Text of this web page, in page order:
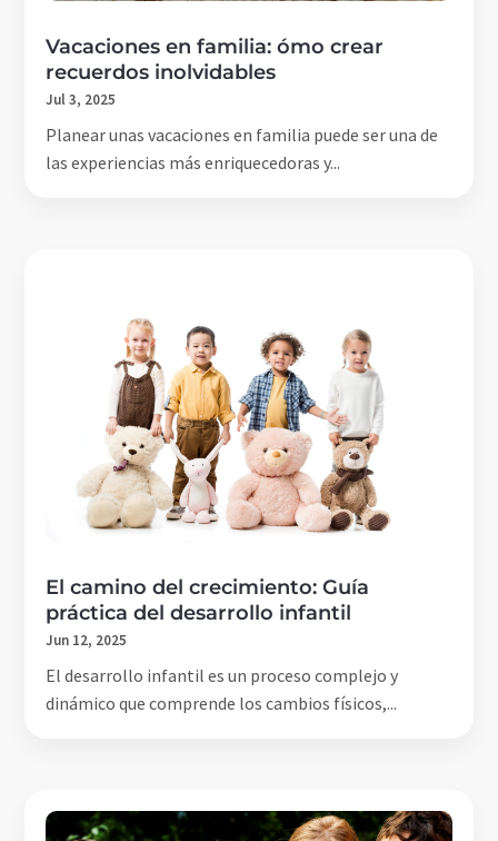
Vacaciones en familia: ómo crear
recuerdos inolvidables
Jul 3, 2025
Planear unas vacaciones en familia puede ser una de
las experiencias más enriquecedoras y...
El camino del crecimiento: Guía
práctica del desarrollo infantil
Jun 12, 2025
El desarrollo infantil es un proceso complejo y
dinámico que comprende los cambios físicos,...